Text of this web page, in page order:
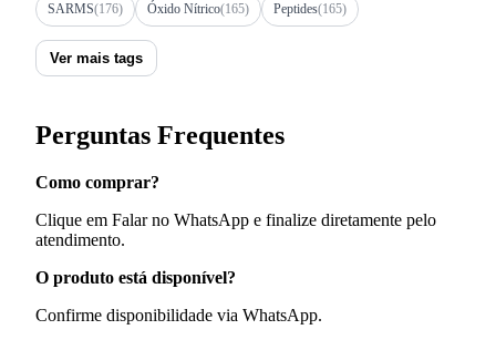
SARMS(176) Óxido Nítrico(165) Peptides(165)
Ver mais tags
Perguntas Frequentes
Como comprar?
Clique em Falar no WhatsApp e finalize diretamente pelo
atendimento.
O produto está disponível?
Confirme disponibilidade via WhatsApp.